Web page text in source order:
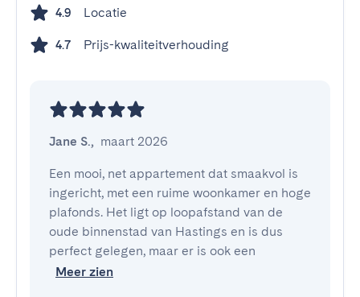
4.9 Locatie
4.7 Prijs-kwaliteitverhouding
Jane S., maart 2026
Een mooi, net appartement dat smaakvol is
ingericht, met een ruime woonkamer en hoge
plafonds. Het ligt op loopafstand van de
oude binnenstad van Hastings en is dus
perfect gelegen, maar er is ook een
Meer zien